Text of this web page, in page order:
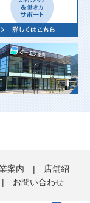
案内 | 店舗紹
お問い合わせ